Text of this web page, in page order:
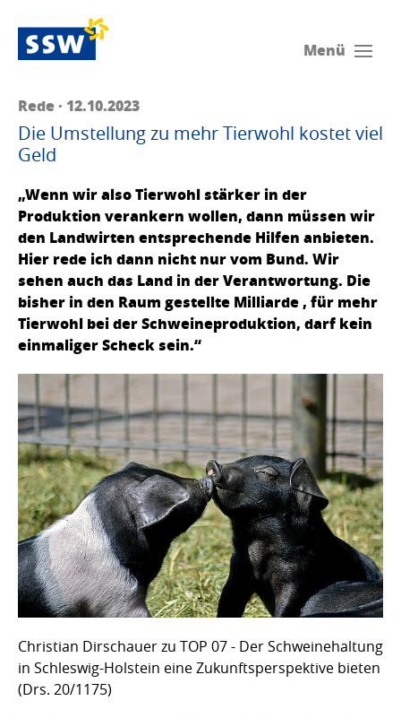
Menü
Rede · 12.10.2023
Die Umstellung zu mehr Tierwohl kostet viel
Geld
„Wenn wir also Tierwohl stärker in der
Produktion verankern wollen, dann müssen wir
den Landwirten entsprechende Hilfen anbieten.
Hier rede ich dann nicht nur vom Bund. Wir
sehen auch das Land in der Verantwortung. Die
bisher in den Raum gestellte Milliarde , für mehr
Tierwohl bei der Schweineproduktion, darf kein
einmaliger Scheck sein.“
Christian Dirschauer zu TOP 07 - Der Schweinehaltung
in Schleswig-Holstein eine Zukunftsperspektive bieten
(Drs. 20/1175)